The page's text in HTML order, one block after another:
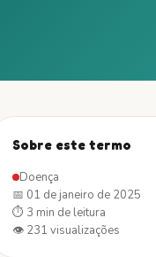
Sobre este termo
Doença
📅 01 de janeiro de 2025
⏱ 3 min de leitura
👁 231 visualizações